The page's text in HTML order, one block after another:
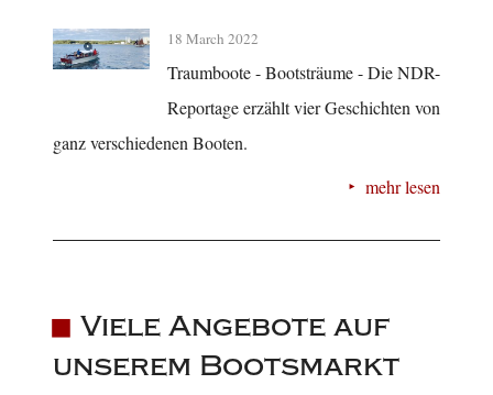
18 March 2022
Traumboote - Bootsträume - Die NDR-
Reportage erzählt vier Geschichten von
ganz verschiedenen Booten.
mehr lesen
Viele Angebote auf
unserem Bootsmarkt